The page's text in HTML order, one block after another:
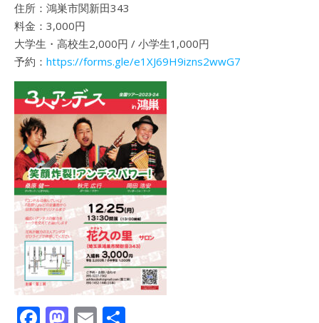
住所：鴻巣市関新田343
料金：3,000円
大学生・高校生2,000円 / 小学生1,000円
予約： https://forms.gle/e1XJ69H9izns2wwG7